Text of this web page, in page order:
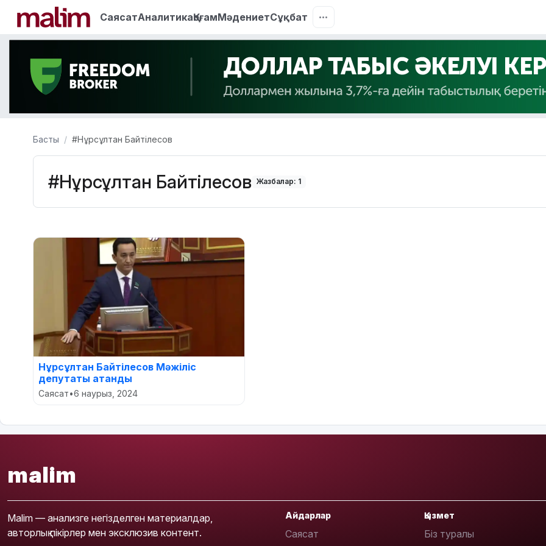
СаясатАналитикаҚоғамМәдениетСұқбат
Басты #Нұрсұлтан Байтілесов
#Нұрсұлтан Байтілесов Жазбалар: 1
Нұрсұлтан Байтілесов Мәжіліс
депутаты атанды
Саясат•6 наурыз, 2024
malim
Malim — анализге негізделген материалдар,
авторлық пікірлер мен эксклюзив контент.
Айдарлар
Саясат
Қызмет
Біз туралы